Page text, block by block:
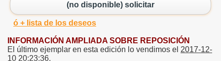
(no disponible) solicitar
ó + lista de los deseos
INFORMACIÓN AMPLIADA SOBRE REPOSICIÓN
El último ejemplar en esta edición lo vendimos el 2017-12-
10 20:23:36.